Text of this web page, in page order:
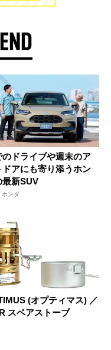
のドライブや週末のア
ドアにも寄り添うホン
最新SUV
ホンダ
(オプティマス) ／
スベアストーブ